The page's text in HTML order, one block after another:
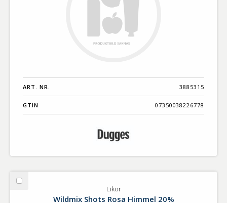
ART. NR. 3885315
GTIN 07350038226778
Välj
Likör
Wildmix Shots Rosa Himmel 20%